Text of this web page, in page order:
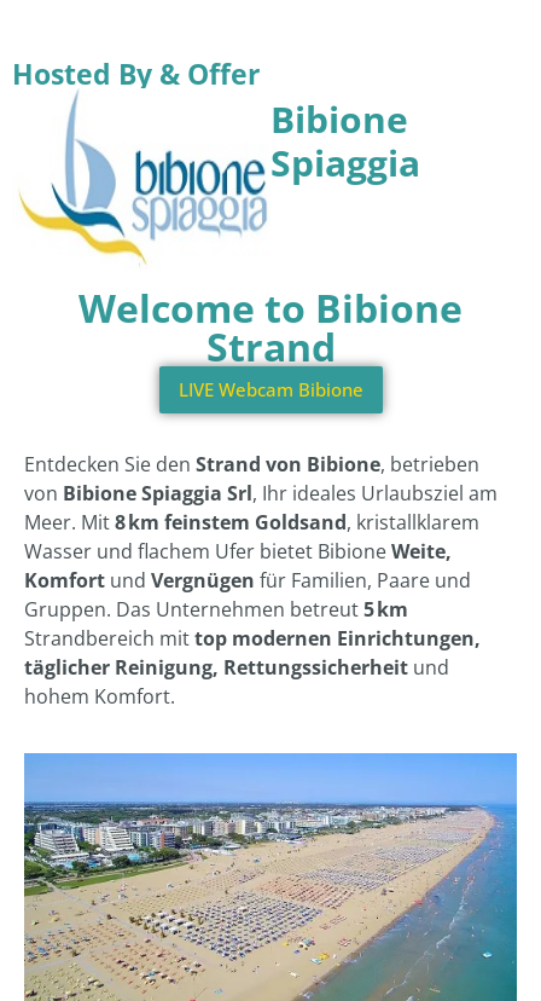
Hosted By & Offer
Bibione
Spiaggia
Welcome to Bibione
Strand
LIVE Webcam Bibione
Entdecken Sie den Strand von Bibione, betrieben
von Bibione Spiaggia Srl, Ihr ideales Urlaubsziel am
Meer. Mit8 km feinstem Goldsand, kristallklarem
Wasser und flachem Ufer bietet BibioneWeite,
Komfort und Vergnügen für Familien, Paare und
Gruppen. Das Unternehmen betreut5 km
Strandbereich mittop modernen Einrichtungen,
täglicher Reinigung, Rettungssicherheit und
hohem Komfort.